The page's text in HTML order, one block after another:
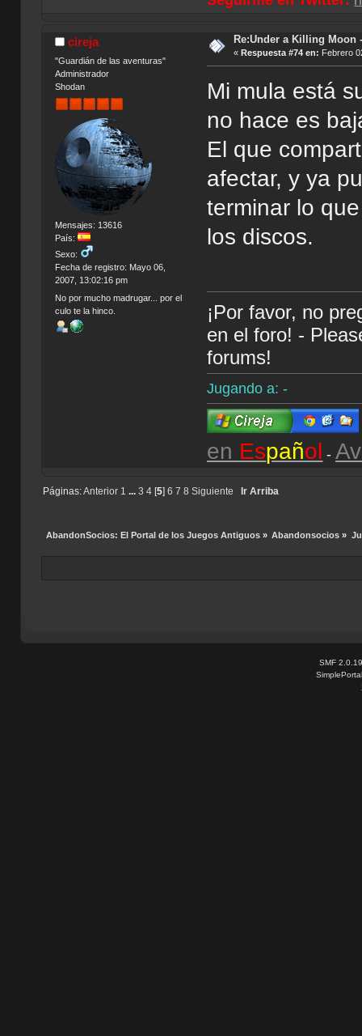
cireja
"Guardián de las aventuras"
Administrador
Shodan
Mensajes: 13616
País:
Sexo:
Fecha de registro: Mayo 06,
2007, 13:02:16 pm
No por mucho madrugar... por el
culo te la hinco.
Re:Under a Killing Moon
« Respuesta #74 en: Febrero
Mi mula está
no hace es
El que
afectar, y ya
terminar lo
los discos.
¡Por favor, no
en el foro! -
forums!
Jugando a: -
en Español -
Páginas:Anterior 1 ... 3 4[5] 6 7 8 Siguiente Ir Arriba
AbandonSocios: El Portal de los Juegos Antiguos» Abandonsocios »
SMF 2.0.19